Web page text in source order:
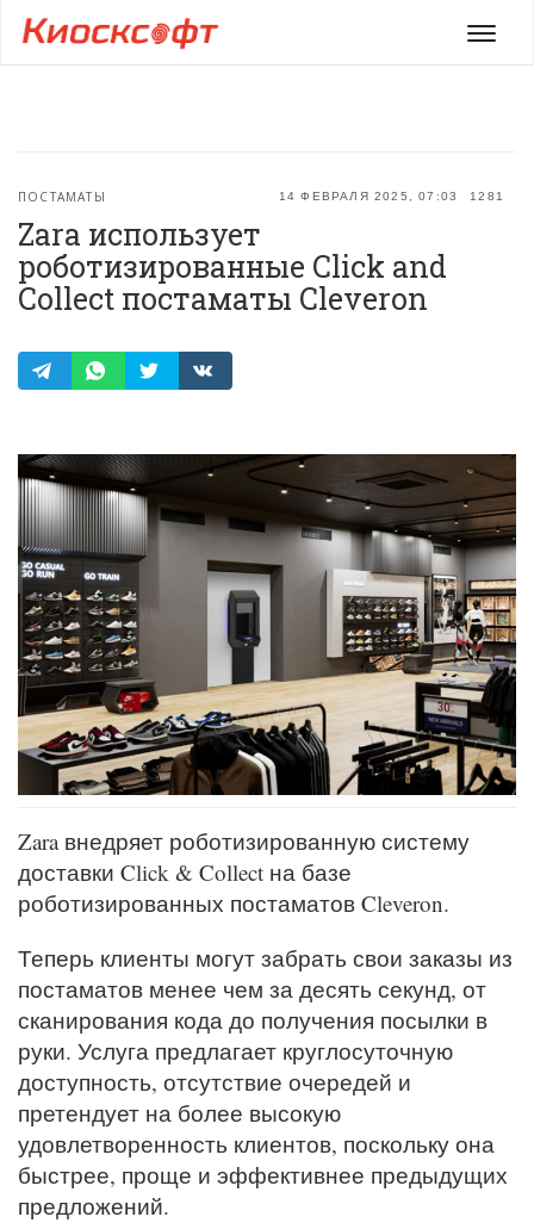
Меню
14 ФЕВРАЛЯ 2025, 07:03 1281
ПОСТАМАТЫ
Zara использует
роботизированные Click and
Collect постаматы Cleveron
Zara внедряет роботизированную систему
доставки Click & Collect на базе
роботизированных постаматов Cleveron.
Теперь клиенты могут забрать свои заказы из
постаматов менее чем за десять секунд, от
сканирования кода до получения посылки в
руки. Услуга предлагает круглосуточную
доступность, отсутствие очередей и
претендует на более высокую
удовлетворенность клиентов, поскольку она
быстрее, проще и эффективнее предыдущих
предложений.